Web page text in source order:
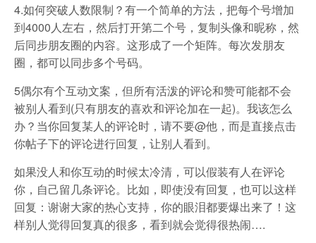
4.如何突破人数限制？有一个简单的方法，把每个号增加
到4000人左右，然后打开第二个号，复制头像和昵称，然
后同步朋友圈的内容。这形成了一个矩阵。每次发朋友
圈，都可以同步多个号码。
5偶尔有个互动文案，但所有活泼的评论和赞可能都不会
被别人看到(只有朋友的喜欢和评论加在一起)。我该怎么
办？当你回复某人的评论时，请不要@他，而是直接点击
你帖子下的评论进行回复，让别人看到。
如果没人和你互动的时候太冷清，可以假装有人在评论
你，自己留几条评论。比如，即使没有回复，也可以这样
回复：谢谢大家的热心支持，你的眼泪都要爆出来了！这
样别人觉得回复真的很多，看到就会觉得很热闹….